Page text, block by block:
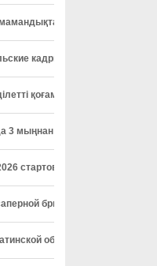
және ауылдағы
кадры - о чем спорили
қоғамға шыншыл сөз»,
3 мыңнан астам адам
стартовал в столице
бригады осваивают
области к выборам